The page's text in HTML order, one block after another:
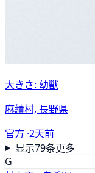
大きさ: 幼獣
麻績村, 長野県
官方 ·2天前
显示79条更多
G